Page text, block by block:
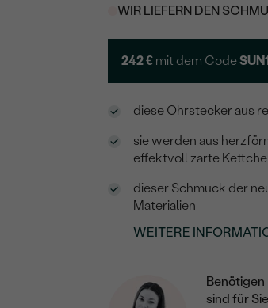
WIR LIEFERN DEN
242 € mit dem Code
diese Ohrstecker aus
sie werden aus
effektvoll zarte
dieser Schmuck der
Materialien
WEITERE
Benötigen
sind für